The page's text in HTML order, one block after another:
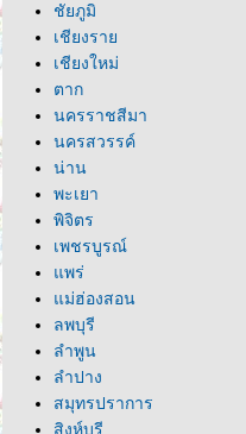
ชัยภูมิ
เชียงรา
เชียงใหม่
ตาก
นครราชสีมา
นครสวรรค์
น่าน
พะเยา
พิจิตร
เพชรบูรณ์
พร่
ม่ฮ่องสอน
ลพบุรี
ลำพูน
ลำปาง
สมุทรปราการ
สิงห์บุรี